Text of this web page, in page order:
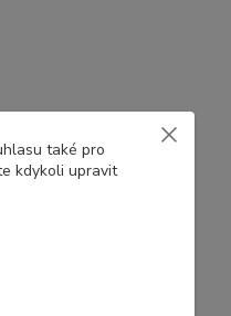
také pro
kdykoli upravit